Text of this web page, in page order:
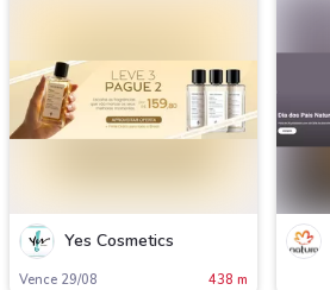
Yes Cosmetics
Vence 29/08 438 m